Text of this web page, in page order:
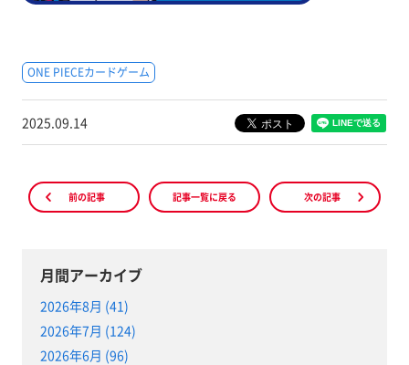
ONE PIECEカードゲーム
2025.09.14
前の記事 記事一覧に戻る 次の記事
月間アーカイブ
2026年8月 (41)
2026年7月 (124)
2026年6月 (96)